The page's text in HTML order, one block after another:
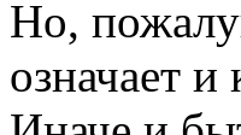
Но,
означает